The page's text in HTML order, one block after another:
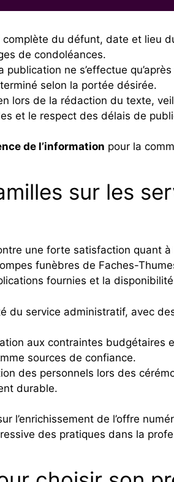
du défunt, date et lieu
de condoléances.
publication ne s’effectue
selon la portée désirée.
lors de la rédaction du texte,
et le respect des délais de
de l’information pour la
sur les
une forte satisfaction quant à
funèbres de Faches-
fournies et la
du service administratif, avec
aux contraintes budgétaires
sources de confiance.
des personnels lors des
durable.
l’enrichissement de l’offre
des pratiques dans la